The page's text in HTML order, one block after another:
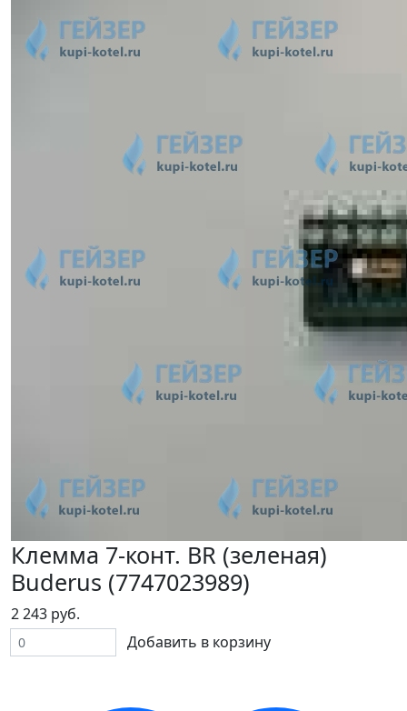
Клемма 7-конт. BR (зеленая)
Buderus (7747023989)
2 243 руб.
Добавить в корзину